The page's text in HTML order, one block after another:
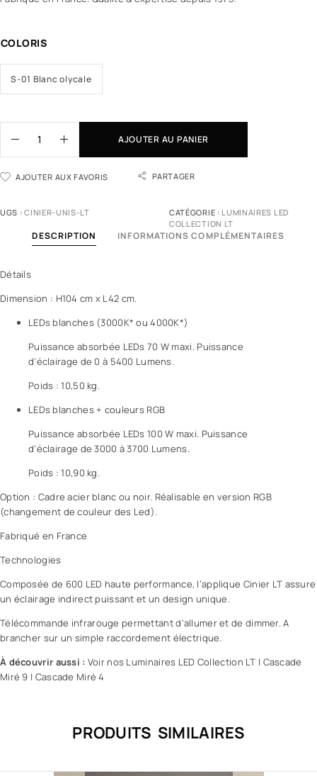
COLORIS
S-01 Blanc olycale
AJOUTER AU PANIER
AJOUTER AUX FAVORIS PARTAGER
UGS :CINIER-UNIS-LT CATÉGORIE : LUMINAIRES LED
COLLECTION LT
DESCRIPTION INFORMATIONS COMPLÉMENTAIRES
Détails
Dimension : H104 cm x L42 cm.
LEDs blanches (3000K* ou 4000K*)
Puissance absorbée LEDs 70 W maxi. Puissance
d’éclairage de 0 à 5400 Lumens.
Poids : 10,50 kg.
LEDs blanches + couleurs RGB
Puissance absorbée LEDs 100 W maxi. Puissance
d’éclairage de 3000 à 3700 Lumens.
Poids : 10,90 kg.
Option : Cadre acier blanc ou noir. Réalisable en version RGB
(changement de couleur des Led).
Fabriqué en France
Technologies
Composée de 600 LED haute performance, l’applique Cinier LT assure
un éclairage indirect puissant et un design unique.
Télécommande infrarouge permettant d’allumer et de dimmer. A
brancher sur un simple raccordement électrique.
À découvrir aussi : Voir nos Luminaires LED Collection LT | Cascade
Miré 9 | Cascade Miré 4
PRODUITS SIMILAIRES